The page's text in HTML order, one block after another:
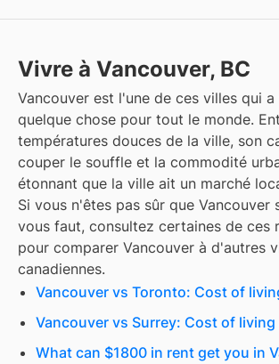
Vivre à Vancouver, BC
Vancouver est l'une de ces villes qui a
quelque chose pour tout le monde.
températures douces de la ville, son
couper le souffle et la commodité
étonnant que la ville ait un marché
Si vous n'êtes pas sûr que Vancouver
vous faut, consultez certaines de ces
pour comparer Vancouver à d'autres
canadiennes.
Vancouver vs Toronto: Cost of
Vancouver vs Surrey: Cost of
What can $1800 in rent get you in